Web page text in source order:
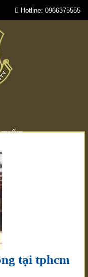
Hotline: 0966375555
tại tphcm